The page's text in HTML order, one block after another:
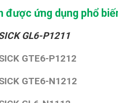
được ứng dụng phổ
GL6-P1211
GTE6-P1212
GTE6-N1212